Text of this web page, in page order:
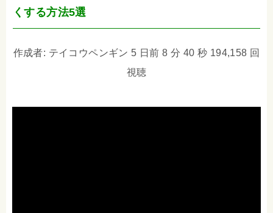
くする方法5選
作成者: テイコウペンギン 5 日前 8 分 40 秒 194,158 回
視聴